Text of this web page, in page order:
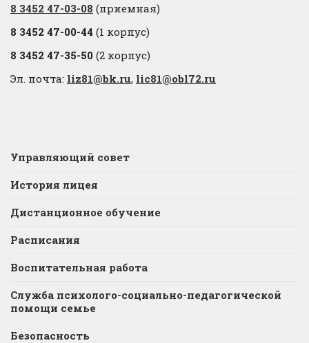
8 3452 47-03-08 (приемная)
8 3452 47-00-44 (1 корпус)
8 3452 47-35-50 (2 корпус)
Эл. почта: liz81@bk.ru, lic81@obl72.ru
Управляющий совет
История лицея
Дистанционное обучение
Расписания
Воспитательная работа
Служба психолого-социально-педагогической
помощи семье
Безопасность